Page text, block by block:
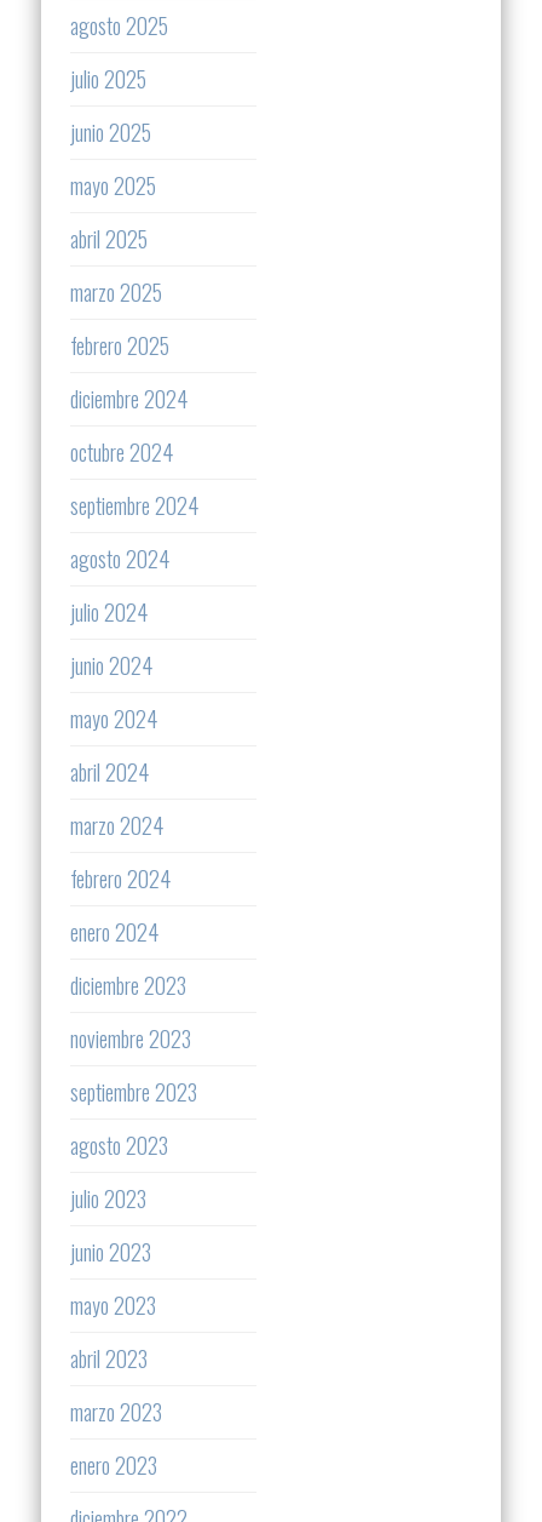
agosto 2025
julio 2025
junio 2025
mayo 2025
abril 2025
marzo 2025
febrero 2025
diciembre 2024
octubre 2024
septiembre 2024
agosto 2024
julio 2024
junio 2024
mayo 2024
abril 2024
marzo 2024
febrero 2024
enero 2024
diciembre 2023
noviembre 2023
septiembre 2023
agosto 2023
julio 2023
junio 2023
mayo 2023
abril 2023
marzo 2023
enero 2023